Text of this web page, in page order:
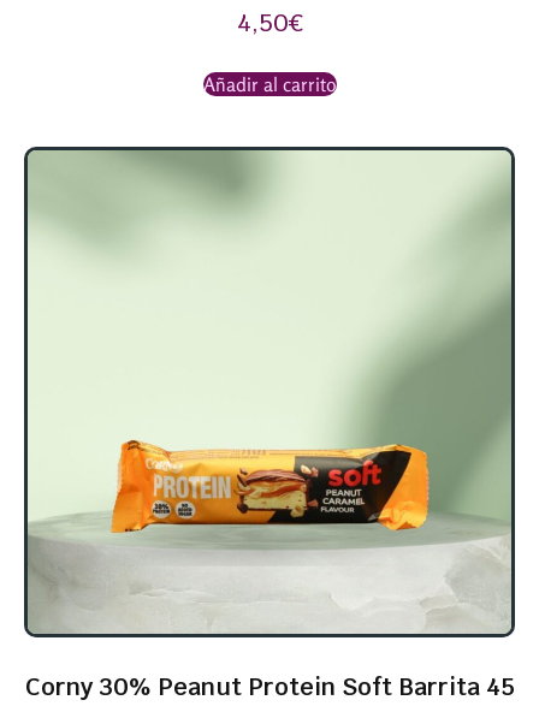
4,50€
Añadir al carrito
Corny 30% Peanut Protein Soft Barrita 45